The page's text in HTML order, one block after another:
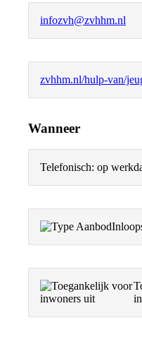
infozvh@zvhhm.nl
zvhhm.nl/hulp-van/
Wanneer
Telefonisch: op